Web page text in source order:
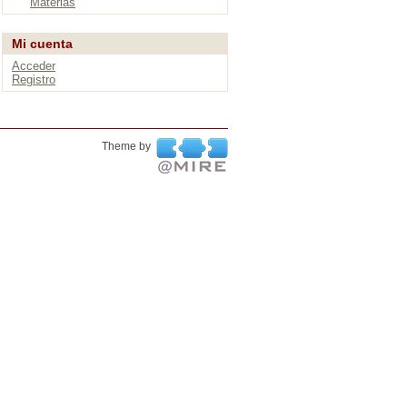
Mi cuenta
Acceder
Registro
Theme by